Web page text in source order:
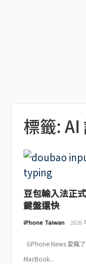
標籤: AI
豆包輸入法正
鍵盤還快
iPhone Taiwan 2026
《iPhone News 愛瘋
MacBook...